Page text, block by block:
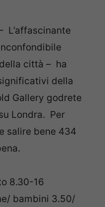
L’affascinante
città – ha
della
Gallery godrete
Londra. Per
salire bene 434
8.30-16
bambini 3.50/